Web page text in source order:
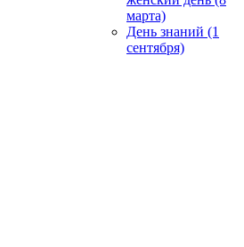
марта)
День знаний (1
сентября)